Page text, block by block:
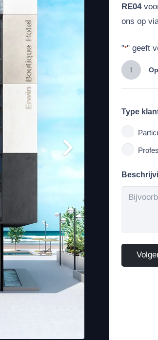
RE04
ons op
"*" geeft
1
Type